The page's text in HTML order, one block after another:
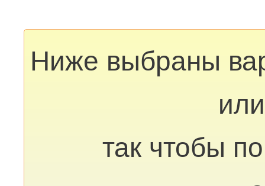
Ниже выбраны
так чтобы